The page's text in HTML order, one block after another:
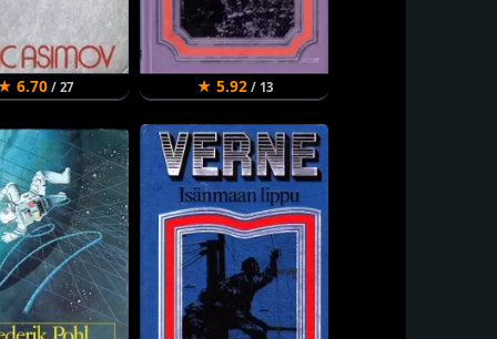
6.70/ 27 ★ 5.92/ 13